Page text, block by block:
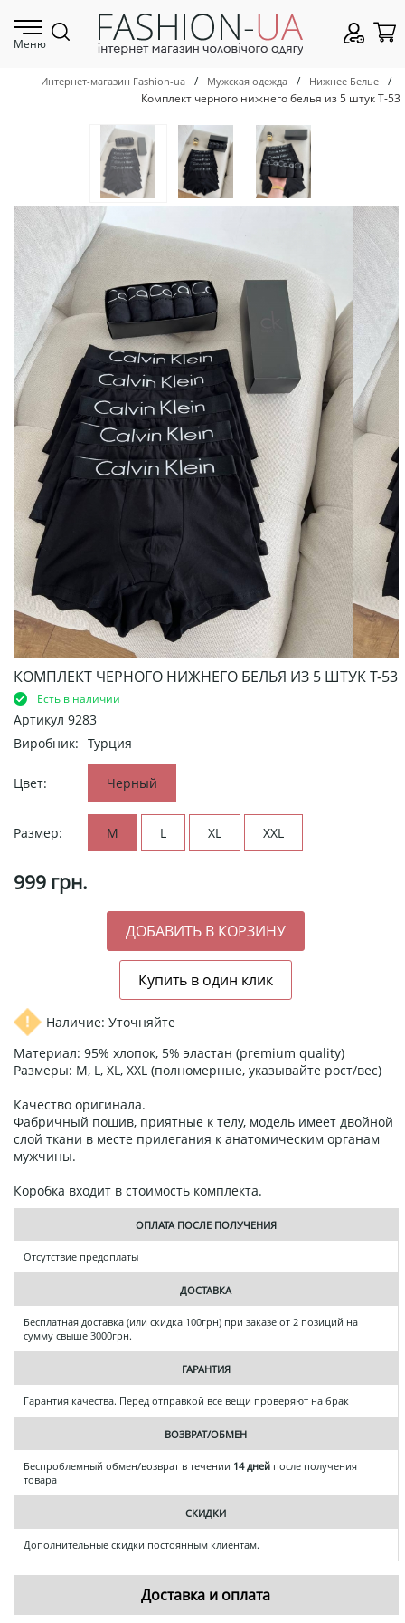
Меню
Интернет-магазин Fashion-ua / Мужская одежда / Нижнее Белье
/
Комплект черного нижнего белья из 5 штук Т-53
КОМПЛЕКТ ЧЕРНОГО НИЖНЕГО БЕЛЬЯ ИЗ 5 ШТУК Т-53
Есть в наличии
Артикул 9283
Виробник: Турция
Цвет: Черный
Размер: M L XL XXL
999 грн.
Наличие: Уточняйте
Материал: 95% хлопок, 5% эластан (premium quality)
Размеры: М, L, XL, XXL (полномерные, указывайте рост/вес)
Качество оригинала.
Фабричный пошив, приятные к телу, модель имеет двойной
слой ткани в месте прилегания к анатомическим органам
мужчины.
Коробка входит в стоимость комплекта.
ОПЛАТА ПОСЛЕ ПОЛУЧЕНИЯ
Отсутствие предоплаты
ДОСТАВКА
Бесплатная доставка (или скидка 100грн) при заказе от 2 позиций на
сумму свыше 3000грн.
ГАРАНТИЯ
Гарантия качества. Перед отправкой все вещи проверяют на брак
ВОЗВРАТ/ОБМЕН
Беспроблемный обмен/возврат в течении 14 дней после получения
товара
СКИДКИ
Дополнительные скидки постоянным клиентам.
Доставка и оплата